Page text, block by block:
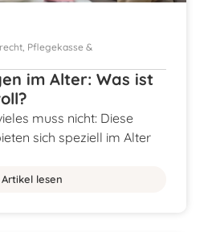
, Pflegekasse &
im Alter: Was ist
muss nicht: Diese
sich speziell im Alter
Artikel lesen